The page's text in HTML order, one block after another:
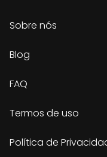
Sobre nós
Blog
FAQ
Termos de uso
Política de